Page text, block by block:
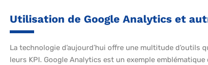
Utilisation de Google Analytics et
La technologie d’aujourd’hui offre une multitude
leurs KPI. Google Analytics est un exemple